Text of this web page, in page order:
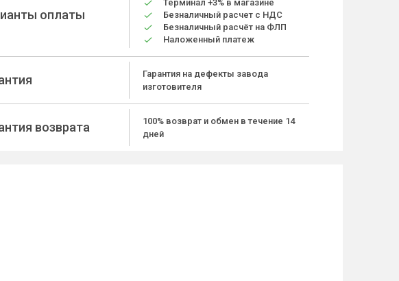
оплаты
Терминал +3% в магазине
Безналичный расчет с НДС
Безналичный расчёт на ФЛП
Наложенный платеж
Гарантия на дефекты завода
изготовителя
возврата
100% возврат и обмен в течение 14
дней